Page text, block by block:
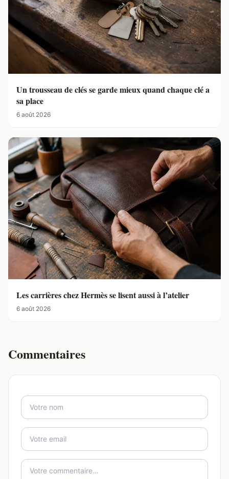
Un trousseau de clés se garde mieux quand chaque clé a
sa place
6 août 2026
Les carrières chez Hermès se lisent aussi à l’atelier
6 août 2026
Commentaires